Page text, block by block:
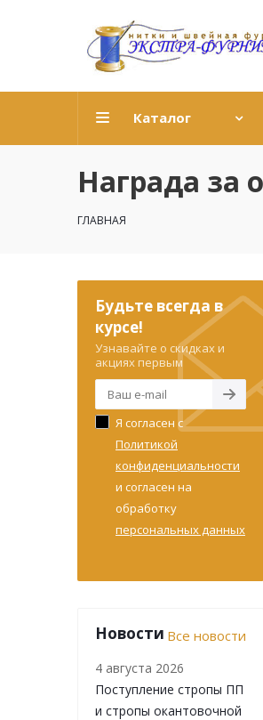
Каталог
Награда за
ГЛАВНАЯ
Будьте всегда в
курсе!
Узнавайте о скидках и
акциях первым
Я согласен с
Политикой
конфиденциальности
и согласен на
обработку
персональных данных
Новости Все новости
4 августа 2026
Поступление стропы ПП
и стропы окантовочной